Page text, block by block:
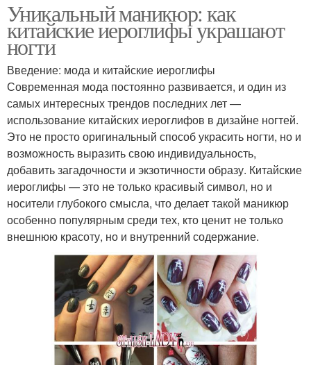
Уникальный маникюр: как
китайские иероглифы украшают
ногти
Введение: мода и китайские иероглифы
Современная мода постоянно развивается, и один из
самых интересных трендов последних лет —
использование китайских иероглифов в дизайне ногтей.
Это не просто оригинальный способ украсить ногти, но и
возможность выразить свою индивидуальность,
добавить загадочности и экзотичности образу. Китайские
иероглифы — это не только красивый символ, но и
носители глубокого смысла, что делает такой маникюр
особенно популярным среди тех, кто ценит не только
внешнюю красоту, но и внутренний содержание.